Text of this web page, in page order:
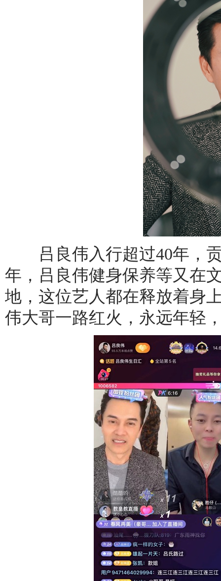
吕良伟入行超过40年，贡
年，吕良伟健身保养等又在
地，这位艺人都在释放着身
伟大哥一路红火，永远年轻